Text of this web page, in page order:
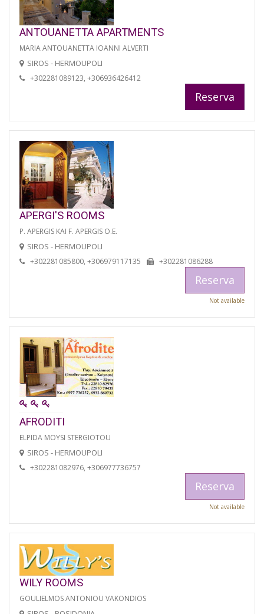
ANTOUANETTA APARTMENTS
MARIA ANTOUANETTA IOANNI ALVERTI
SIROS - HERMOUPOLI
+302281089123, +306936426412
Reserva
APERGI'S ROOMS
P. APERGIS KAI F. APERGIS O.E.
SIROS - HERMOUPOLI
+302281085800, +306979117135 +302281086288
Reserva
Not available
AFRODITI
ELPIDA MOYSI STERGIOTOU
SIROS - HERMOUPOLI
+302281082976, +306977736757
Reserva
Not available
WILY ROOMS
GOULIELMOS ANTONIOU VAKONDIOS